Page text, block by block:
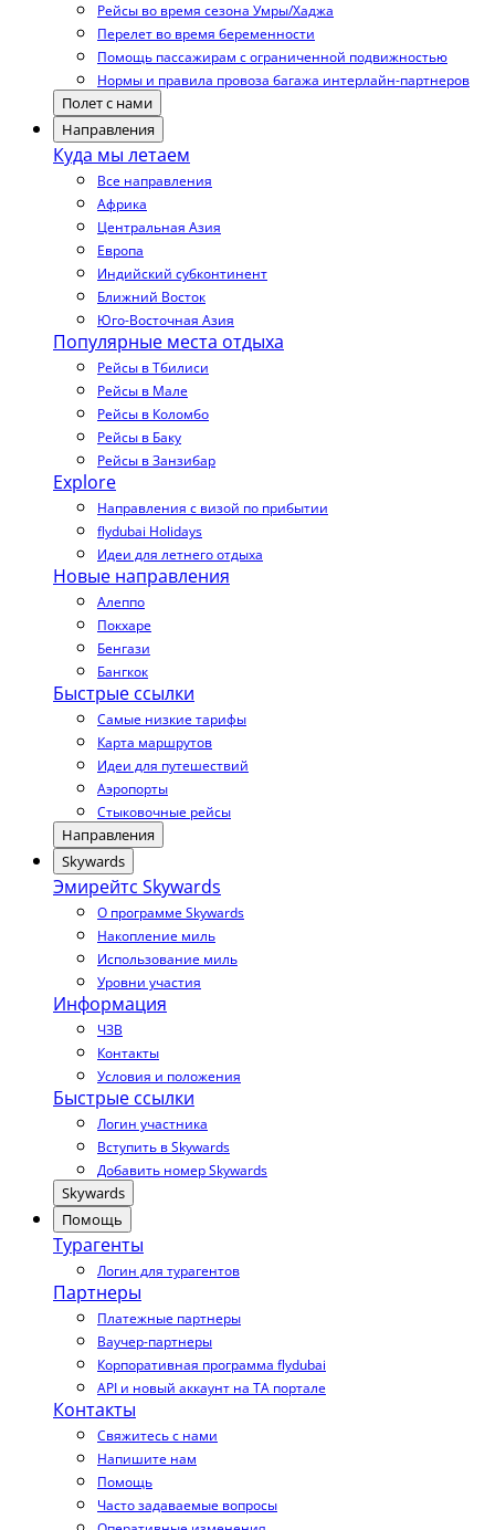
Рейсы во время сезона Умры/Хаджа
Перелет во время беременности
Помощь пассажирам с ограниченной подвижностью
Нормы и правила провоза багажа интерлайн-партнеров
Полет с нами
Направления
Куда мы летаем
Все направления
Африка
Центральная Азия
Европа
Индийский субконтинент
Ближний Восток
Юго-Восточная Азия
Популярные места отдыха
Рейсы в Тбилиси
Рейсы в Мале
Рейсы в Коломбо
Рейсы в Баку
Рейсы в Занзибар
Explore
Направления с визой по прибытии
flydubai Holidays
Идеи для летнего отдыха
Новые направления
Алеппо
Покхаре
Бенгази
Бангкок
Быстрые ссылки
Самые низкие тарифы
Карта маршрутов
Идеи для путешествий
Аэропорты
Стыковочные рейсы
Направления
Skywards
Эмирейтс Skywards
О программе Skywards
Накопление миль
Использование миль
Уровни участия
Информация
ЧЗВ
Контакты
Условия и положения
Быстрые ссылки
Логин участника
Вступить в Skywards
Добавить номер Skywards
Skywards
Помощь
Турагенты
Логин для турагентов
Партнеры
Платежные партнеры
Ваучер-партнеры
Корпоративная программа flydubai
API и новый аккаунт на TA портале
Контакты
Свяжитесь с нами
Напишите нам
Помощь
Часто задаваемые вопросы